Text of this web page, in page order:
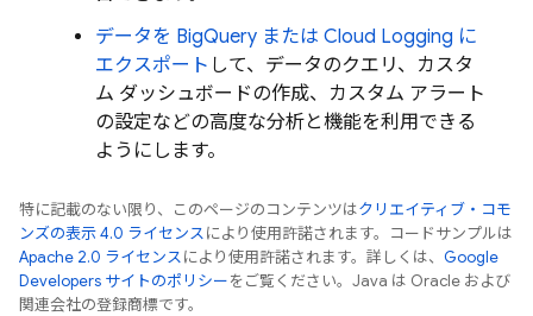
データを BigQuery または Cloud Logging に
エクスポート して、データのクエリ、カスタ
ム ダッシュボードの作成、カスタム アラート
の設定などの高度な分析と機能を利用できる
ようにします。
特に記載のない限り、このページのコンテンツはクリエイティブ・コモ
ンズの表示 4.0 ライセンスにより使用許諾されます。コードサンプルは
Apache 2.0 ライセンスにより使用許諾されます。詳しくは、 Google
Developers サイトのポリシーをご覧ください。Java は Oracle および
関連会社の登録商標です。